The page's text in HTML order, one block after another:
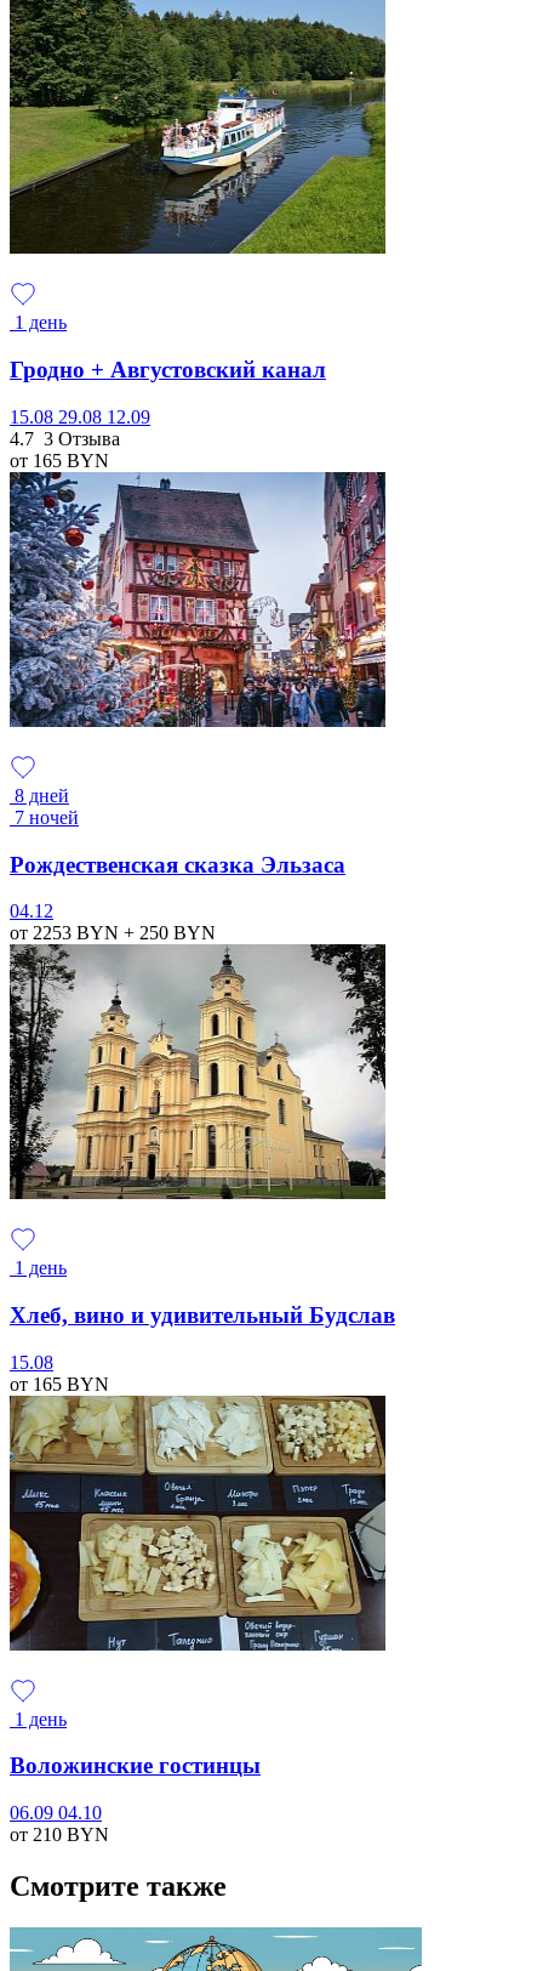
1 день
Гродно + Августовский канал
15.08 29.08 12.09
4.7 3 Отзыва
от 165 BYN
8 дней
7 ночей
Рождественская сказка Эльзаса
04.12
от 2253 BYN + 250 BYN
1 день
Хлеб, вино и удивительный Будслав
15.08
от 165 BYN
1 день
Воложинские гостинцы
06.09 04.10
от 210 BYN
Смотрите также